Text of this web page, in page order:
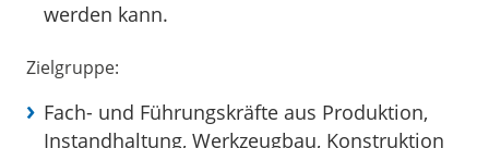
werden kann.
Zielgruppe:
Fach- und Führungskräfte aus Produktion,
Instandhaltung, Werkzeugbau, Konstruktion